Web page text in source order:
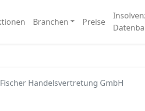
Branchen Preise
Fischer Handelsvertretung GmbH